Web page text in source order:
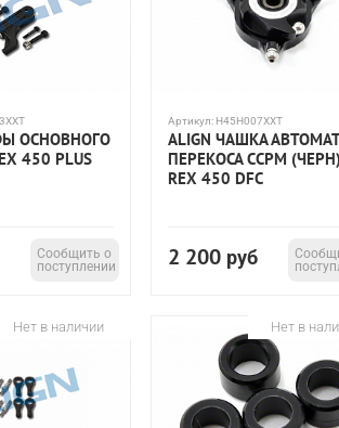
ОСНОВНОГО
450 PLUS
Сообщить о
поступлении
Артикул: H45H007XXT
ALIGN ЧАШКА
ПЕРЕКОСА CCPM
REX 450 DFC
2 200 руб
Нет в наличии Нет в